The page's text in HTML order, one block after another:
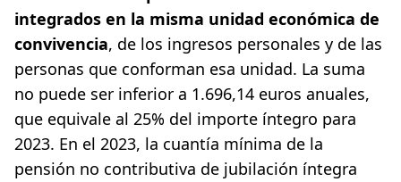
integrados en la misma unidad económica de
convivencia, de los ingresos personales y de las
personas que conforman esa unidad. La suma
no puede ser inferior a 1.696,14 euros anuales,
que equivale al 25% del importe íntegro para
2023. En el 2023, la cuantía mínima de la
pensión no contributiva de jubilación íntegra